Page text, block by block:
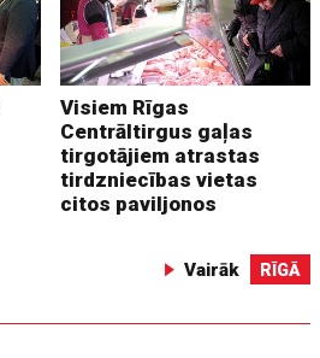
Visiem Rīgas
Centrāltirgus gaļas
tirgotājiem atrastas
tirdzniecības vietas
citos paviljonos
Vairāk RĪGĀ